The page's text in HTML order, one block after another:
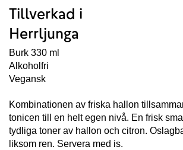
Tillverkad i
Herrljunga
Burk 330 ml
Alkoholfri
Vegansk
Kombinationen av friska hallon
tonicen till en helt egen nivå. En frisk
tydliga toner av hallon och citron.
liksom ren. Servera med is.